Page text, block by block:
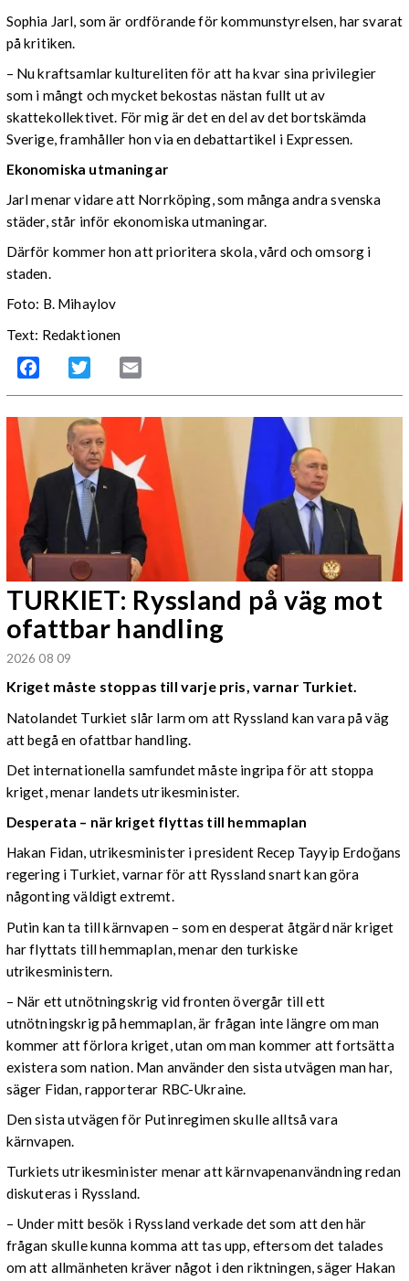
Sophia Jarl, som är ordförande för kommunstyrelsen, har svarat
på kritiken.
– Nu kraftsamlar kultureliten för att ha kvar sina privilegier
som i mångt och mycket bekostas nästan fullt ut av
skattekollektivet. För mig är det en del av det bortskämda
Sverige, framhåller hon via en debattartikel i Expressen.
Ekonomiska utmaningar
Jarl menar vidare att Norrköping, som många andra svenska
städer, står inför ekonomiska utmaningar.
Därför kommer hon att prioritera skola, vård och omsorg i
staden.
Foto: B. Mihaylov
Text: Redaktionen
Facebook Twitter
TURKIET: Ryssland på väg mot
ofattbar handling
2026 08 09
Kriget måste stoppas till varje pris, varnar Turkiet.
Natolandet Turkiet slår larm om att Ryssland kan vara på väg
att begå en ofattbar handling.
Det internationella samfundet måste ingripa för att stoppa
kriget, menar landets utrikesminister.
Desperata – när kriget flyttas till hemmaplan
Hakan Fidan, utrikesminister i president Recep Tayyip Erdoğans
regering i Turkiet, varnar för att Ryssland snart kan göra
någonting väldigt extremt.
Putin kan ta till kärnvapen – som en desperat åtgärd när kriget
har flyttats till hemmaplan, menar den turkiske
utrikesministern.
– När ett utnötningskrig vid fronten övergår till ett
utnötningskrig på hemmaplan, är frågan inte längre om man
kommer att förlora kriget, utan om man kommer att fortsätta
existera som nation. Man använder den sista utvägen man har,
säger Fidan, rapporterar RBC-Ukraine.
Den sista utvägen för Putinregimen skulle alltså vara
kärnvapen.
Turkiets utrikesminister menar att kärnvapenanvändning redan
diskuteras i Ryssland.
– Under mitt besök i Ryssland verkade det som att den här
frågan skulle kunna komma att tas upp, eftersom det talades
om att allmänheten kräver något i den riktningen, säger Hakan